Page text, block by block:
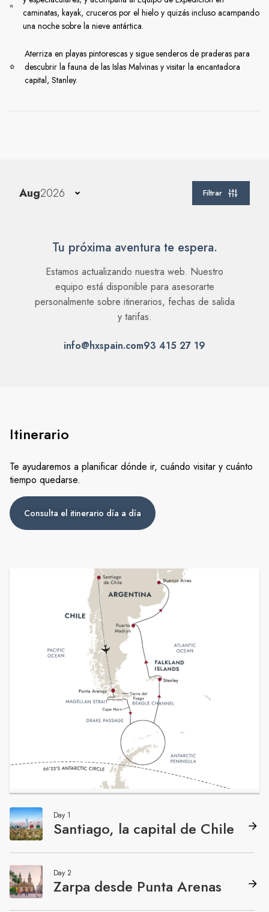
caminatas, kayak, cruceros por el hielo y quizás incluso acampando
una noche sobre la nieve antártica.
Aterriza en playas pintorescas y sigue senderos de praderas para
descubrir la fauna de las Islas Malvinas y visitar la encantadora
capital, Stanley.
Itinerario
Te ayudaremos a planificar dónde ir, cuándo visitar y cuánto
tiempo quedarse.
Consulta el itinerario día a día